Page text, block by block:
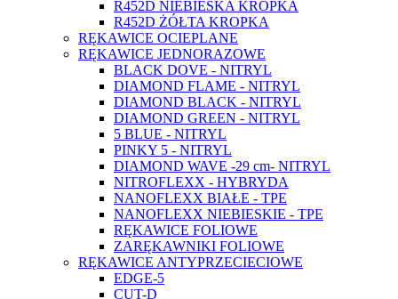
R452D NIEBIESKA KROPKA
R452D ŻÓŁTA KROPKA
RĘKAWICE OCIEPLANE
RĘKAWICE JEDNORAZOWE
BLACK DOVE - NITRYL
DIAMOND FLAME - NITRYL
DIAMOND BLACK - NITRYL
DIAMOND GREEN - NITRYL
5 BLUE - NITRYL
PINKY 5 - NITRYL
DIAMOND WAVE -29 cm- NITRYL
NITROFLEXX - HYBRYDA
NANOFLEXX BIAŁE - TPE
NANOFLEXX NIEBIESKIE - TPE
RĘKAWICE FOLIOWE
ZARĘKAWNIKI FOLIOWE
RĘKAWICE ANTYPRZECIECIOWE
EDGE-5
CUT-D